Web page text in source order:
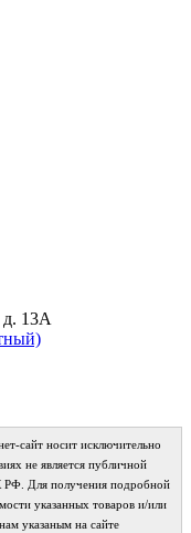
д. 13А
сайт носит исключительно
не является публичной
РФ. Для получения подробной
указанных товаров и/или
указаным на сайте